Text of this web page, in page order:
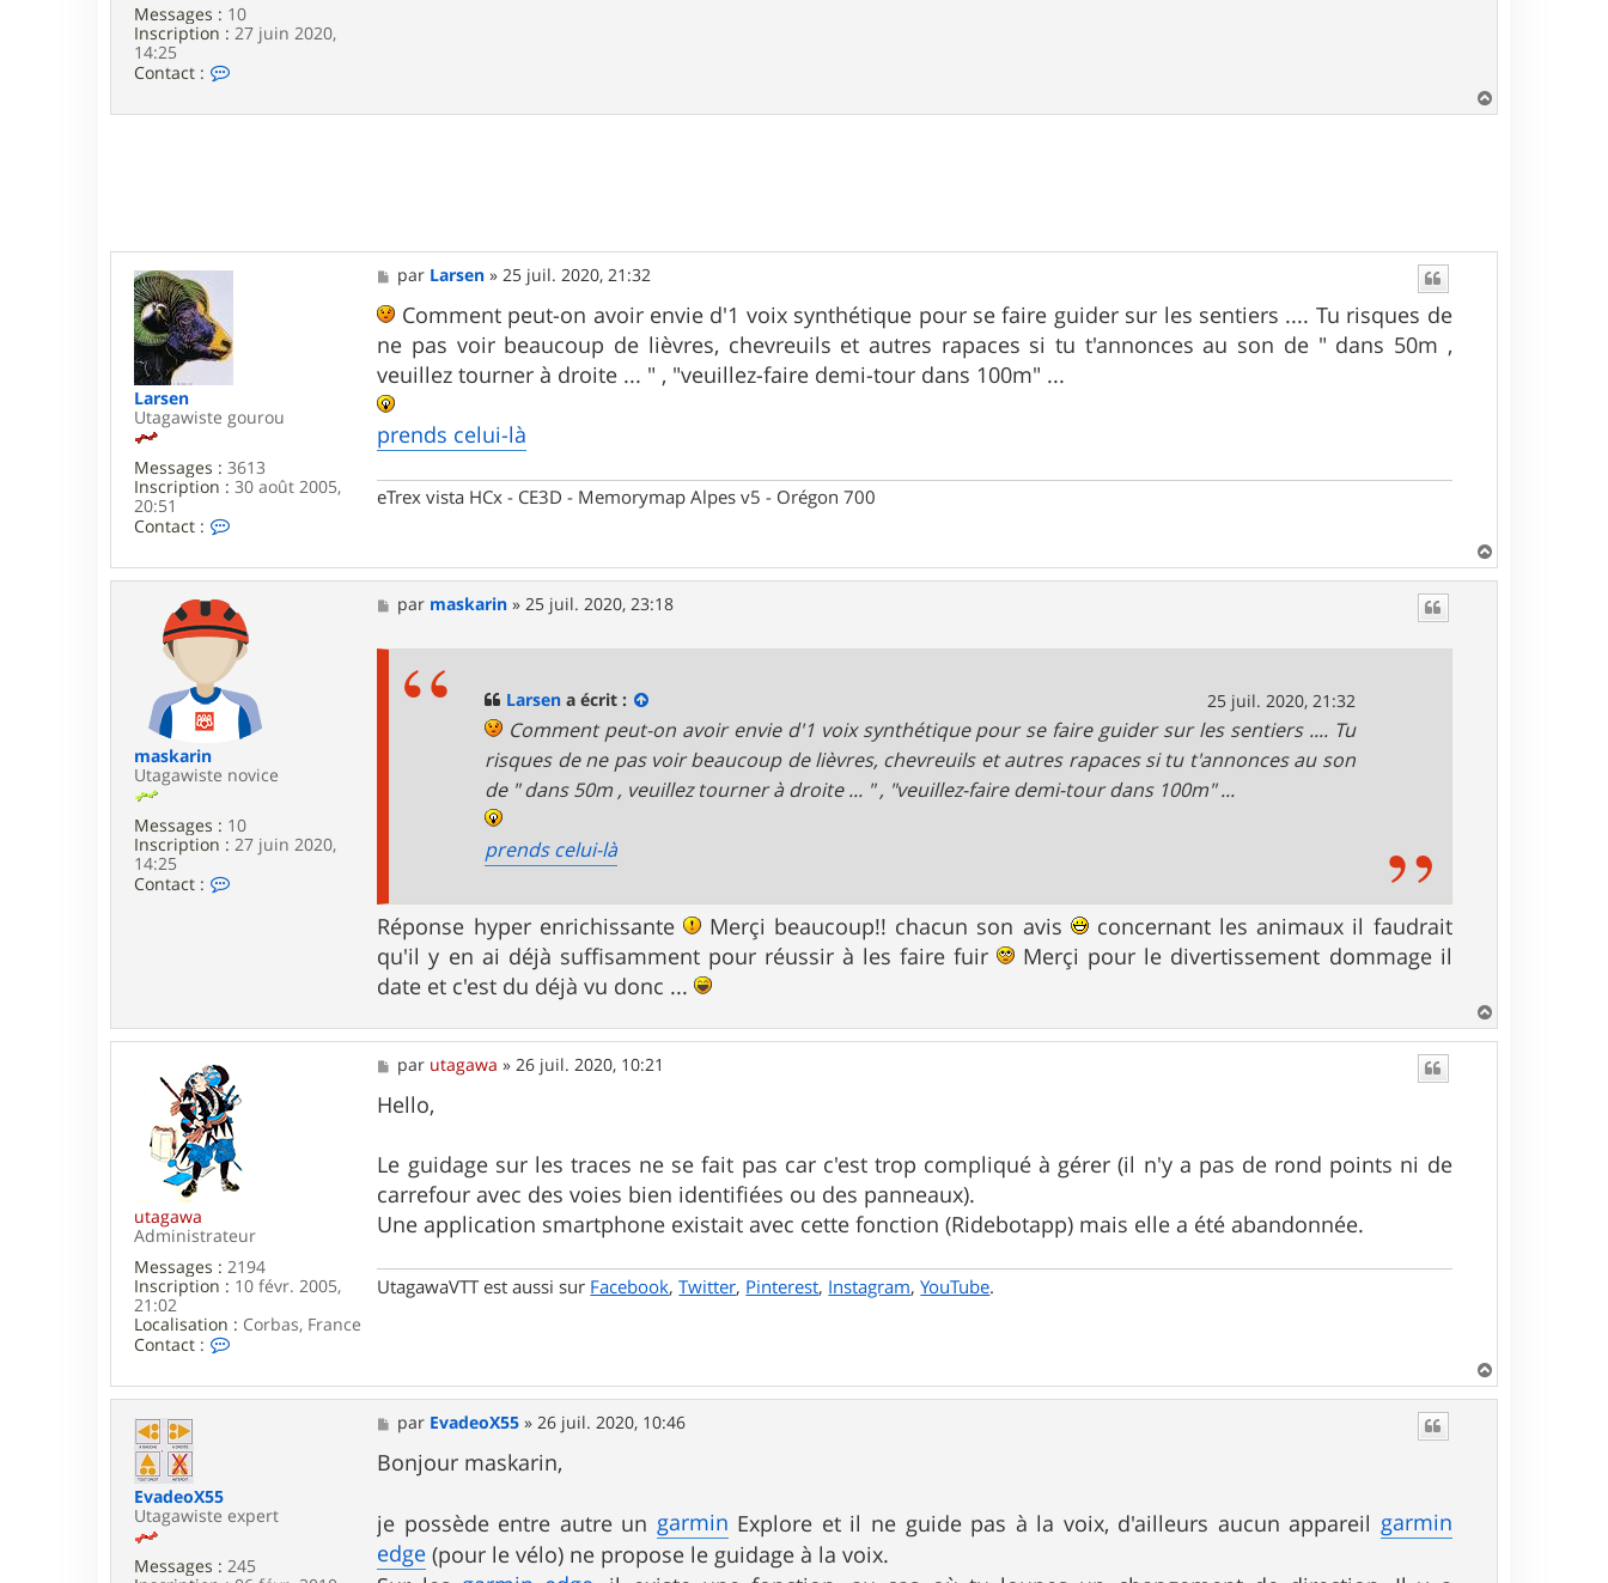
8
3
Messages : 10
Inscription : 27 juin 2020,
14:25
Contact :
r
i
a
Larsen
Utagawiste gourou
Messages : 3613
Inscription : 30 août 2005,
20:51
Contact :
t
c
t
e
L
a
r
e
M
e
s
a
g
e
par Larsen » 25 juil. 2020, 21:32
Comment peut-on avoir envie d'1 voix synthétique pour se faire guider sur les sentiers .... Tu risques de
ne pas voir beaucoup de lièvres, chevreuils et autres rapaces si tu t'annonces au son de " dans 50m ,
veuillez tourner à droite ... " , "veuillez-faire demi-tour dans 100m" ...
prends celui-là
eTrex vista HCx - CE3D - Memorymap Alpes v5 - Orégon 700
a
maskarin
Utagawiste novice
Messages : 10
Inscription : 27 juin 2020,
14:25
Contact :
r
s
k
a
r
i
n
M
e
par maskarin » 25 juil. 2020, 23:18
Larsen a écrit : 25 juil. 2020, 21:32
Comment peut-on avoir envie d'1 voix synthétique pour se faire guider sur les sentiers .... Tu
risques de ne pas voir beaucoup de lièvres, chevreuils et autres rapaces si tu t'annonces au son
de " dans 50m , veuillez tourner à droite ... " , "veuillez-faire demi-tour dans 100m" ...
prends celui-là
Réponse hyper enrichissante Merçi beaucoup!! chacun son avis
concernant les animaux il faudrait
qu'il y en ai déjà suffisamment pour réussir à les faire fuir
Merçi pour le divertissement dommage il
date et c'est du déjà vu donc ...
a
utagawa
Administrateur
Messages : 2194
Inscription : 10 févr. 2005,
21:02
Localisation : Corbas, France
Contact :
n
t
u
g
M
e
s
s
g
e
par utagawa »26 juil. 2020, 10:21
Hello,
Le guidage sur les traces ne se fait pas car c'est trop compliqué à gérer (il n'y a pas de rond points ni de
carrefour avec des voies bien identifiées ou des panneaux).
Une application smartphone existait avec cette fonction (Ridebotapp) mais elle a été abandonnée.
UtagawaVTT est aussi sur Facebook,Twitter, Pinterest, Instagram,YouTube.
a
EvadeoX55
Utagawiste expert
Messages : 245
M
e
s
s
g
e
par EvadeoX55 »26 juil. 2020, 10:46
Bonjour maskarin,
je possède entre autre un garmin Explore et il ne guide pas à la voix, d'ailleurs aucun appareil garmin
edge (pour le vélo) ne propose le guidage à la voix.